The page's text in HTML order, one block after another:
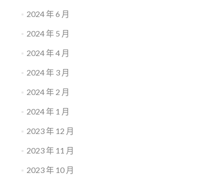
2024 年 6 月
2024 年 5 月
2024 年 4 月
2024 年 3 月
2024 年 2 月
2024 年 1 月
2023 年 12 月
2023 年 11 月
2023 年 10 月